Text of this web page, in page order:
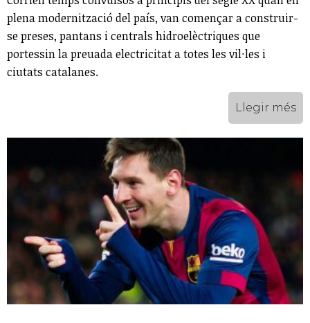
plena modernització del país, van començar a construir-
se preses, pantans i centrals hidroelèctriques que
portessin la preuada electricitat a totes les vil·les i
ciutats catalanes.
Llegir més